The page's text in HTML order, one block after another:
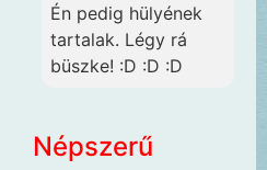
Én pedig hülyének
tartalak. Légy rá
büszke! :D :D :D
Népszerű